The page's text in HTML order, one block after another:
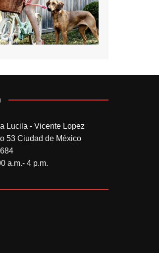
Lucila - Vicente Lopez
53 Ciudad de México
a.m.- 4 p.m.